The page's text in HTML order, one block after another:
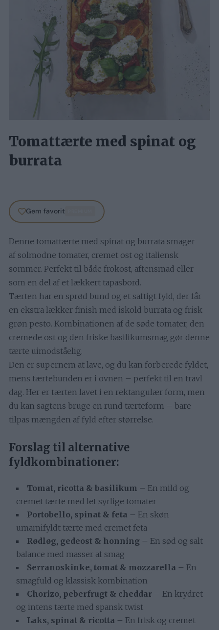
Tomattærte med spinat og
burrata
Gem favorit
Denne tomattærte med spinat og burrata smager
af solmodne tomater, cremet ost og italiensk
sommer. Perfekt til både frokost, aftensmad eller
som en del af et lækkert tapasbord.
Tærten har en sprød bund og et saftigt fyld, der får
en ekstra lækker finish med iskold burrata og frisk
grøn pesto. Kombinationen af de søde tomater, den
cremede ost og den friske basilikumsmag gør denne
tærte uimodståelig.
Den er supernem at lave, og du kan forberede fyldet,
mens tærtebunden er i ovnen – perfekt til en travl
dag. Her er tærten lavet i en rektangulær form, men
du kan sagtens bruge en rund tærteform – bare
tilpas mængden af fyld efter størrelse.
Forslag til alternative
fyldkombinationer:
Tomat, ricotta & basilikum – En mild og
cremet tærte med let syrlige tomater
Portobello, spinat & feta – En skøn
umamifyldt tærte med cremet feta
Rødløg, gedeost & honning– En sød og salt
balance med masser af smag
Serranoskinke, tomat & mozzarella – En
smagfuld og klassisk kombination
Chorizo, peberfrugt & cheddar– En krydret
og intens tærte med spansk twist
Laks, spinat & ricotta – En frisk og cremet